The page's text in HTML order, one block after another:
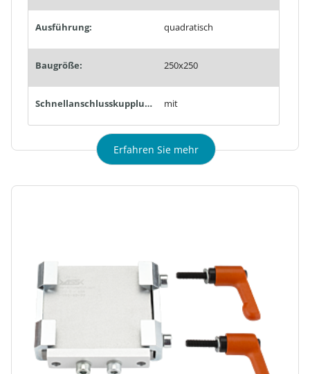
Ausführung: quadratisch
Baugröße: 250x250
Schnellanschlusskupplungen: mit
Erfahren Sie mehr